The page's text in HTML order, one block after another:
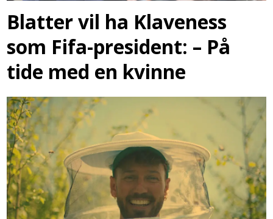
Blatter vil ha Klaveness
som Fifa-president: – På
tide med en kvinne